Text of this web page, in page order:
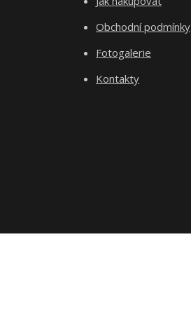
Obchodní podmínky
Fotogalerie
Kontakty